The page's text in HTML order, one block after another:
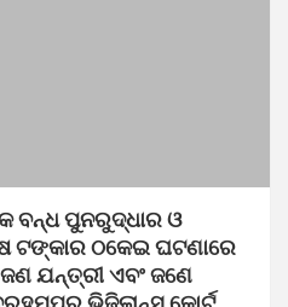
ବନ୍ଧ ପୁନରୁଦ୍ଧାର ଓ
ଟଙ୍କାର ଠକେଇ ଘଟଣାରେ
ଯନ୍ତ୍ରୀ ଏବଂ ଜଣେ